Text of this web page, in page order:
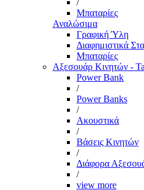
/
Μπαταρίες
Αναλώσιμα
Γραφική Ύλη
Διαφημιστικά
Μπαταρίες
Αξεσουάρ Κινητών -
Power Bank
/
Power Banks
/
Ακουστικά
/
Βάσεις Κινητών
/
Διάφορα
/
view more